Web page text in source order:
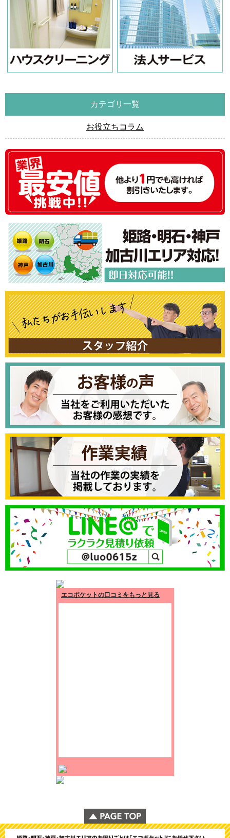
カテゴリ一覧
お役立ちコラム
エコポケットの口コミをもっと見る